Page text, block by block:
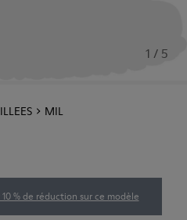
1 / 5
MIL
% de réduction sur ce modèle